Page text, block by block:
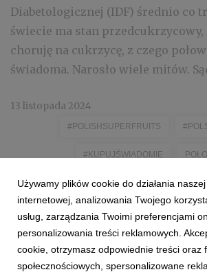
Diabetologicznej (IDF) średnio co
świecie ma stan przedcukrzycowy,
choruję na cukrzycę, z czego
świadoma. Narosło wiele mitów.
13 listopada 2024
#POLISHSUPERFRUITS
#KUPUJŚWIADOMIE
#POŁOWATEGOCOJEMY Z
MONIKA STROMKIE-ZŁOMANIEC
#KZGPWIO
Używamy plików cookie do działania
internetowej, analizowania Twojego
usług, zarządzania Twoimi preferencjami
personalizowania treści reklamowych.
cookie, otrzymasz odpowiednie treści oraz
społecznościowych, spersonalizowane